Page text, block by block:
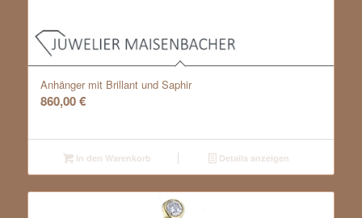
Anhänger mit Brillant und Saphir
860,00€
In den Warenkorb Details anzeigen